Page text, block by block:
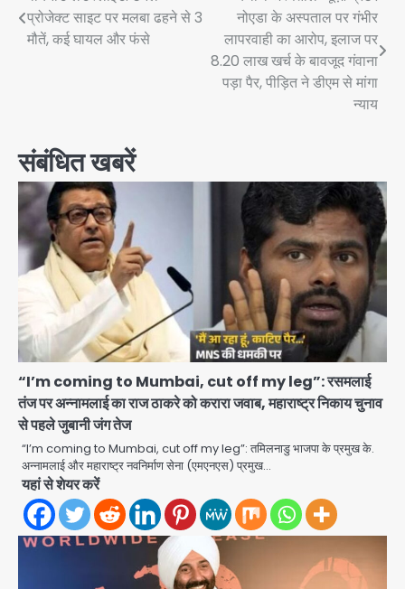
navigation
प्रोजेक्ट साइट पर मलबा ढहने से 3
मौतें, कई घायल और फंसे
नोएडा के अस्पताल पर गंभीर
लापरवाही का आरोप, इलाज पर
8.20 लाख खर्च के बावजूद गंवाना
पड़ा पैर, पीड़ित ने डीएम से मांगा
न्याय
संबंधित खबरें
“I’m coming to Mumbai, cut off my leg”: रसमलाई
तंज पर अन्नामलाई का राज ठाकरे को करारा जवाब, महाराष्ट्र निकाय चुनाव
से पहले जुबानी जंग तेज
“I’m coming to Mumbai, cut off my leg”: तमिलनाडु भाजपा के प्रमुख के.
अन्नामलाई और महाराष्ट्र नवनिर्माण सेना (एमएनएस) प्रमुख…
यहां से शेयर करें